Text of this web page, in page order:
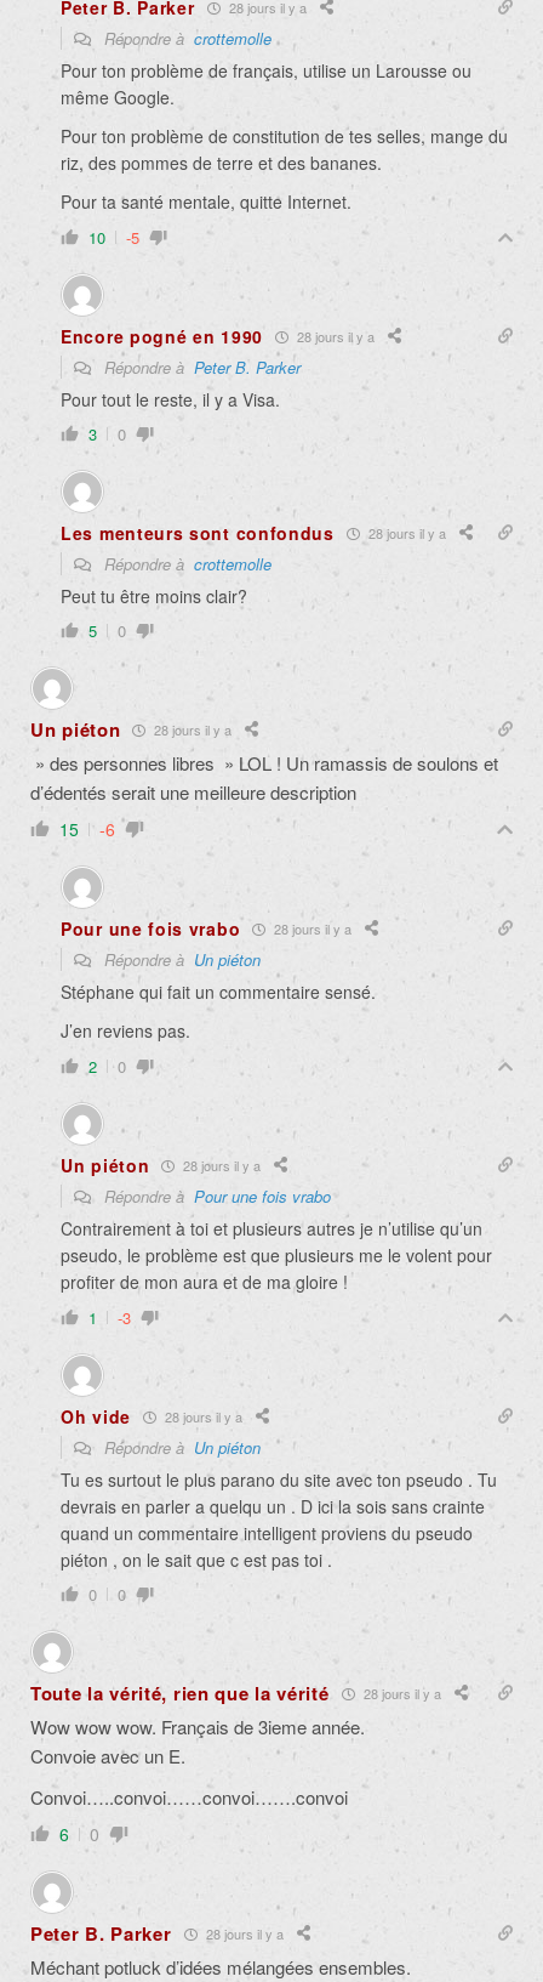
Peter B. Parker 28 jours il y a
Répondre à crottemolle
Pour ton problème de français, utilise un Larousse ou
même Google.
Pour ton problème de constitution de tes selles, mange du
riz, des pommes de terre et des bananes.
Pour ta santé mentale, quitte Internet.
10 -5
Encore pogné en 1990 28 jours il y a
Répondre à Peter B. Parker
Pour tout le reste, il y a Visa.
3 0
Les menteurs sont confondus 28 jours il y a
Répondre à crottemolle
Peut tu être moins clair?
5 0
Un piéton 28 jours il y a
» des personnes libres » LOL ! Un ramassis de soulons et
d’édentés serait une meilleure description
15 -6
Pour une fois vrabo 28 jours il y a
Répondre à Un piéton
Stéphane qui fait un commentaire sensé.
J’en reviens pas.
2 0
Un piéton 28 jours il y a
Répondre à Pour une fois vrabo
Contrairement à toi et plusieurs autres je n’utilise qu’un
pseudo, le problème est que plusieurs me le volent pour
profiter de mon aura et de ma gloire !
1 -3
Oh vide 28 jours il y a
Répondre à Un piéton
Tu es surtout le plus parano du site avec ton pseudo . Tu
devrais en parler a quelqu un . D ici la sois sans crainte
quand un commentaire intelligent proviens du pseudo
piéton , on le sait que c est pas toi .
0 0
Toute la vérité, rien que la vérité 28 jours il y a
Wow wow wow. Français de 3ieme année.
Convoie avec un E.
Convoi…..convoi……convoi…….convoi
6 0
Peter B. Parker 28 jours il y a
Méchant potluck d’idées mélangées ensembles.